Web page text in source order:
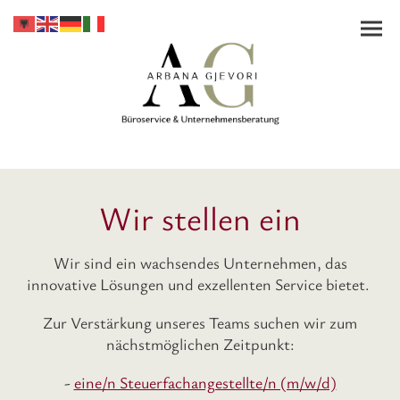
Wir stellen ein
Wir sind ein wachsendes Unternehmen, das
innovative Lösungen und exzellenten Service bietet.
Zur Verstärkung unseres Teams suchen wir zum
nächstmöglichen Zeitpunkt:
- eine/n Steuerfachangestellte/n (m/w/d)